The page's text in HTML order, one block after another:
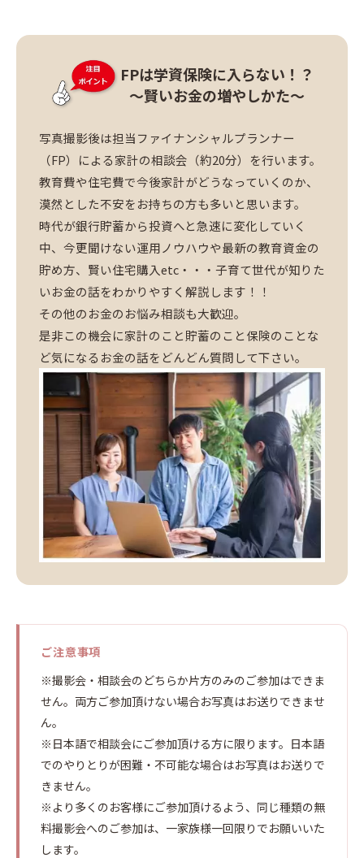
FPは学資保険に入らない！？
～賢いお金の増やしかた～
写真撮影後は担当ファイナンシャルプランナー
（FP）による家計の相談会（約20分）を行います。
教育費や住宅費で今後家計がどうなっていくのか、
漠然とした不安をお持ちの方も多いと思います。
時代が銀行貯蓄から投資へと急速に変化していく
中、今更聞けない運用ノウハウや最新の教育資金の
貯め方、賢い住宅購入etc・・・子育て世代が知りた
いお金の話をわかりやすく解説します！！
その他のお金のお悩み相談も大歓迎。
是非この機会に家計のこと貯蓄のこと保険のことな
ど気になるお金の話をどんどん質問して下さい。
ご注意事項
※撮影会・相談会のどちらか片方のみのご参加はできま
せん。両方ご参加頂けない場合お写真はお送りできませ
ん。
※日本語で相談会にご参加頂ける方に限ります。日本語
でのやりとりが困難・不可能な場合はお写真はお送りで
きません。
※より多くのお客様にご参加頂けるよう、同じ種類の無
料撮影会へのご参加は、一家族様一回限りでお願いいた
します。